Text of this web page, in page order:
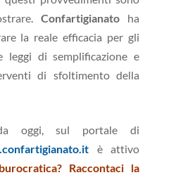
Confartigianato ha
la reale efficacia per gli
leggi di semplificazione e
di sfoltimento della
oggi, sul portale di
è attivo
Raccontaci la